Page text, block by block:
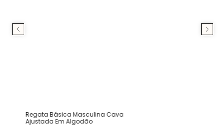
Regata Básica Masculina Cava
Ajustada Em Algodão